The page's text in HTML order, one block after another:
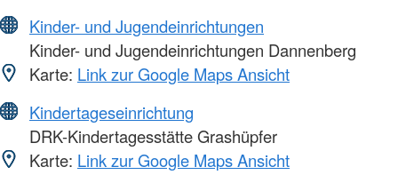
Kinder- und Jugendeinrichtungen
Kinder- und Jugendeinrichtungen Dannenberg
Karte: Link zur Google Maps Ansicht
Kindertageseinrichtung
DRK-Kindertagesstätte Grashüpfer
Karte: Link zur Google Maps Ansicht